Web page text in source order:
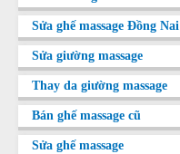
Sửa ghế massage Đồng Nai
Sửa giường massage
Thay da giường massage
Bán ghế massage cũ
Sửa ghế massage